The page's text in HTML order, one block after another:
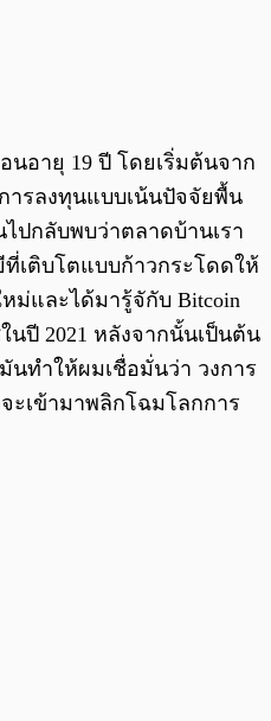
นอายุ 19 ปี โดยเริ่มต้นจาก
ารลงทุนแบบเน้นปัจจัยพื้น
ปกลับพบว่าตลาดบ้านเรา
เติบโตแบบก้าวกระโดดให้
ม่และได้มารู้จักับ Bitcoin
นปี 2021 หลังจากนั้นเป็นต้น
นทำให้ผมเชื่อมั่นว่า วงการ
เข้ามาพลิกโฉมโลกการ